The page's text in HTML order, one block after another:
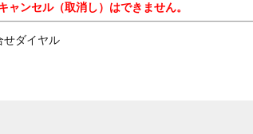
ャンセル（取消し）はできません。
せダイヤル